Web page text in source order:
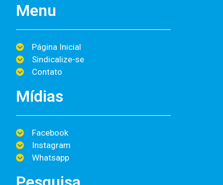
Menu
Página Inicial
Sindicalize-se
Contato
Mídias
Facebook
Instagram
Whatsapp